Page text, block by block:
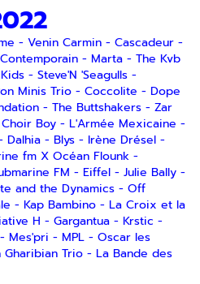
- Venin Carmin - Cascadeur -
- Marta - The Kvb
- Steve'N 'Seagulls -
Minis Trio - Coccolite - Dope
- The Buttshakers - Zar
Choir Boy - L'Armée Mexicaine -
Dalhia - Blys - Irène Drésel -
fm X Océan Flounk -
FM - Eiffel - Julie Bally -
and the Dynamics - Off
- Kap Bambino - La Croix et la
H - Gargantua - Krstic -
- Mes'pri - MPL - Oscar les
Gharibian Trio - La Bande des
email, vous
notre lettre
électronique. Vous
à tout moment via
ou en nous
plus, consultez